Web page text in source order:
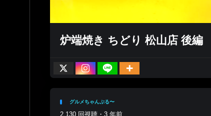
炉端焼き ちどり 松山店 後編
グルメちゃんぷる〜
2,130 回視聴・3 年前